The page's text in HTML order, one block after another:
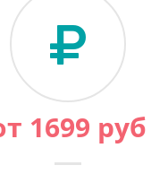
1699 руб